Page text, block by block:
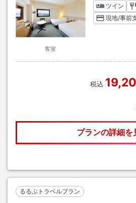
客室
ツイン
現地/事前
税込
プランの詳細を
るるぶトラベルプラン